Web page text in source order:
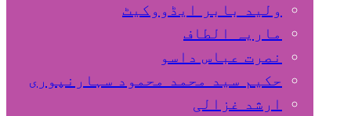
ولید بابر ایڈووکیٹ
ماریہ الطاف
نصرت عباس داسو
حکیم سید محمد محمود سہارنپوری
ارشد غزالی